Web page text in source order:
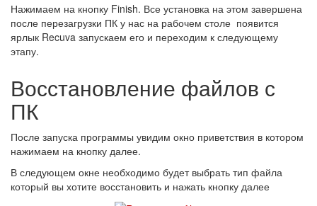
Нажимаем на кнопку Finish. Все установка на этом завершена
после перезагрузки ПК у нас на рабочем столе появится
ярлык Recuva запускаем его и переходим к следующему
этапу.
Восстановление файлов с
ПК
После запуска программы увидим окно приветствия в котором
нажимаем на кнопку далее.
В следующем окне необходимо будет выбрать тип файла
который вы хотите восстановить и нажать кнопку далее